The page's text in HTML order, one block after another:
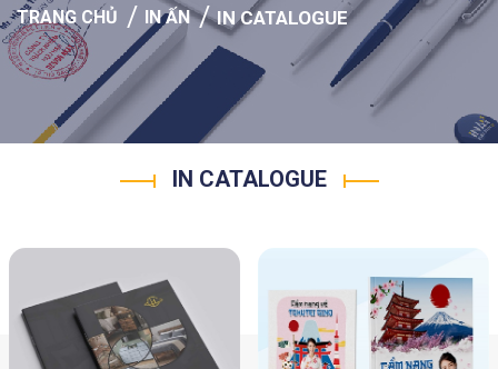
TRANG CHỦ / IN ẤN /IN CATALOGUE
IN CATALOGUE